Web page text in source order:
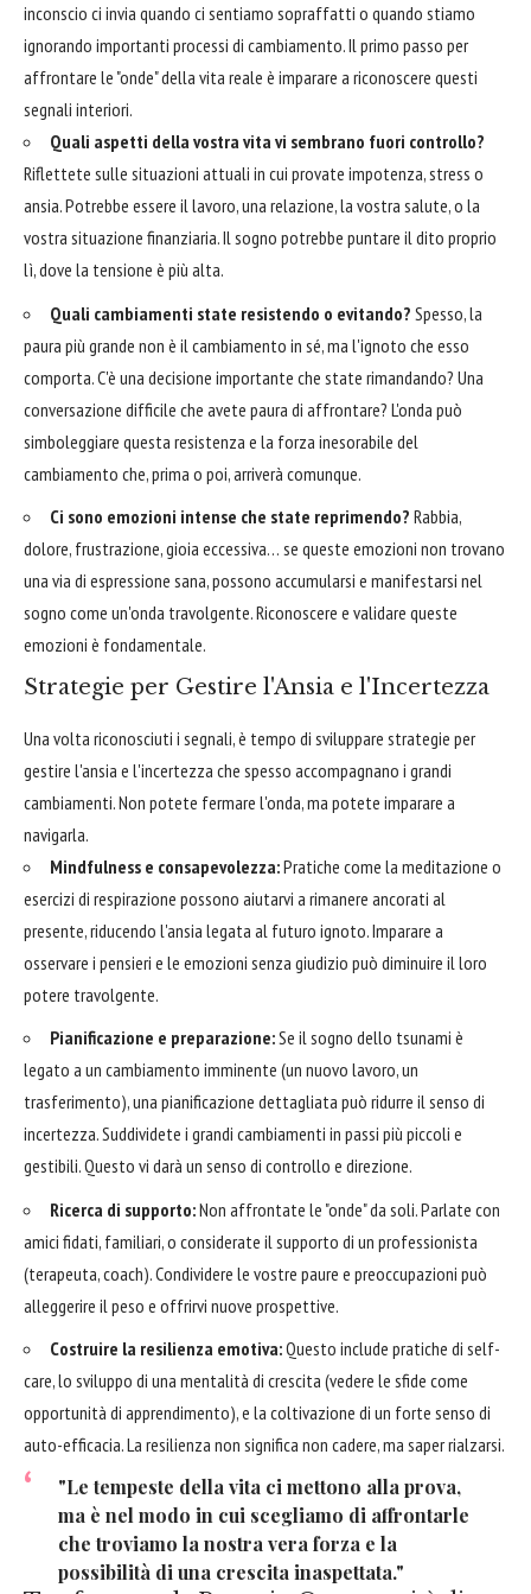
inconscio ci invia quando ci sentiamo sopraffatti o quando stiamo
ignorando importanti processi di cambiamento. Il primo passo per
affrontare le "onde" della vita reale è imparare a riconoscere questi
segnali interiori.
Quali aspetti della vostra vita vi sembrano fuori controllo?
Riflettete sulle situazioni attuali in cui provate impotenza, stress o
ansia. Potrebbe essere il lavoro, una relazione, la vostra salute, o la
vostra situazione finanziaria. Il sogno potrebbe puntare il dito proprio
lì, dove la tensione è più alta.
Quali cambiamenti state resistendo o evitando? Spesso, la
paura più grande non è il cambiamento in sé, ma l'ignoto che esso
comporta. C'è una decisione importante che state rimandando? Una
conversazione difficile che avete paura di affrontare? L'onda può
simboleggiare questa resistenza e la forza inesorabile del
cambiamento che, prima o poi, arriverà comunque.
Ci sono emozioni intense che state reprimendo? Rabbia,
dolore, frustrazione, gioia eccessiva… se queste emozioni non trovano
una via di espressione sana, possono accumularsi e manifestarsi nel
sogno come un'onda travolgente. Riconoscere e validare queste
emozioni è fondamentale.
Strategie per Gestire l'Ansia e l'Incertezza
Una volta riconosciuti i segnali, è tempo di sviluppare strategie per
gestire l'ansia e l'incertezza che spesso accompagnano i grandi
cambiamenti. Non potete fermare l'onda, ma potete imparare a
navigarla.
Mindfulness e consapevolezza:Pratiche come la meditazione o
esercizi di respirazione possono aiutarvi a rimanere ancorati al
presente, riducendo l'ansia legata al futuro ignoto. Imparare a
osservare i pensieri e le emozioni senza giudizio può diminuire il loro
potere travolgente.
Pianificazione e preparazione:Se il sogno dello tsunami è
legato a un cambiamento imminente (un nuovo lavoro, un
trasferimento), una pianificazione dettagliata può ridurre il senso di
incertezza. Suddividete i grandi cambiamenti in passi più piccoli e
gestibili. Questo vi darà un senso di controllo e direzione.
Ricerca di supporto:Non affrontate le "onde" da soli. Parlate con
amici fidati, familiari, o considerate il supporto di un professionista
(terapeuta, coach). Condividere le vostre paure e preoccupazioni può
alleggerire il peso e offrirvi nuove prospettive.
Costruire la resilienza emotiva:Questo include pratiche di self-
care, lo sviluppo di una mentalità di crescita (vedere le sfide come
opportunità di apprendimento), e la coltivazione di un forte senso di
auto-efficacia. La resilienza non significa non cadere, ma saper rialzarsi.
"Le tempeste della vita ci mettono alla prova,
ma è nel modo in cui scegliamo di affrontarle
che troviamo la nostra vera forza e la
possibilità di una crescita inaspettata."